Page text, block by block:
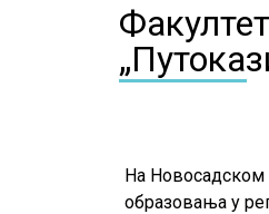
На Новосадском
образовања у